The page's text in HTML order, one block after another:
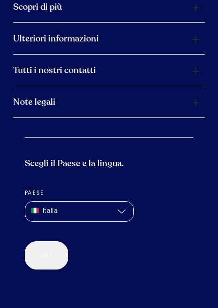
Scopri di più
Ulteriori informazioni
Tutti i nostri contatti
Note legali
Scegli il Paese e la lingua.
PAESE
Italia